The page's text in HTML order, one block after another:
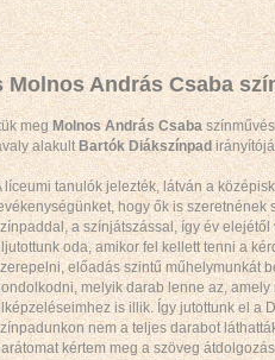
Molnos András Csaba
meg Molnos András Csaba
alakult Bartók Diákszínpad
líceumi tanulók jelezték, látván a
hogy ők is szeretnének
a színjátszással, így év
oda, amikor fel kellett tenni a
előadás szintű műhelymunkát
melyik darab lenne az, amely
is illik. Így jutottunk el a
nem a teljes darabot
kértem meg a szöveg